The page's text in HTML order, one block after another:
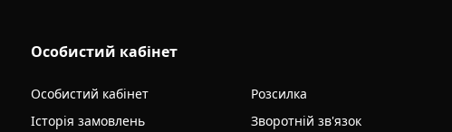
Особистий кабінет
Особистий кабінет
Історія замовлень
Розсилка
Зворотній зв'язок